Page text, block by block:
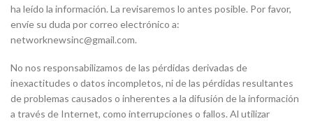
ha leído la información. La revisaremos lo antes posible. Por favor,
envíe su duda por correo electrónico a:
networknewsinc@gmail.com.
No nos responsabilizamos de las pérdidas derivadas de
inexactitudes o datos incompletos, ni de las pérdidas resultantes
de problemas causados o inherentes a la difusión de la información
a través de Internet, como interrupciones o fallos. Al utilizar